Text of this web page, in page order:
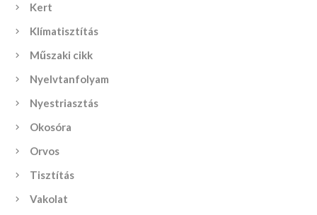
Kert
Klímatisztítás
Műszaki cikk
Nyelvtanfolyam
Nyestriasztás
Okosóra
Orvos
Tisztítás
Vakolat